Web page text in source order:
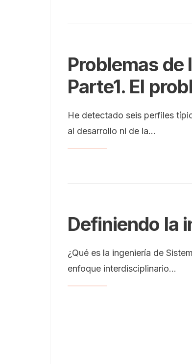
Problemas de
Parte1. El
He detectado seis perfiles
al desarrollo ni de la...
Definiendo la
¿Qué es la ingeniería de
enfoque interdisciplinario...